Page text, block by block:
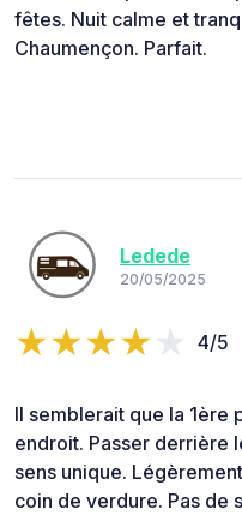
fêtes. Nuit calme et
Chaumençon. Parfait.
Ledede
20/05/2025
4/5
Il semblerait que la 1ère
endroit. Passer derrière
sens unique.
coin de verdure. Pas de